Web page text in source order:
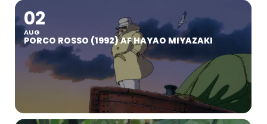
02
AUG
PORCO ROSSO (1992) AF HAYAO MIYAZAKI